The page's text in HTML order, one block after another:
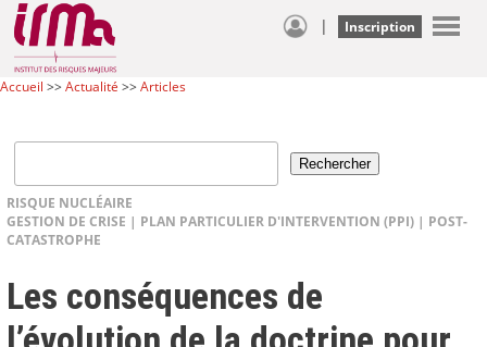
| Inscription
Accueil >>Actualité >>Articles
RISQUE NUCLÉAIRE
GESTION DE CRISE | PLAN PARTICULIER D'INTERVENTION (PPI) | POST-
CATASTROPHE
Les conséquences de